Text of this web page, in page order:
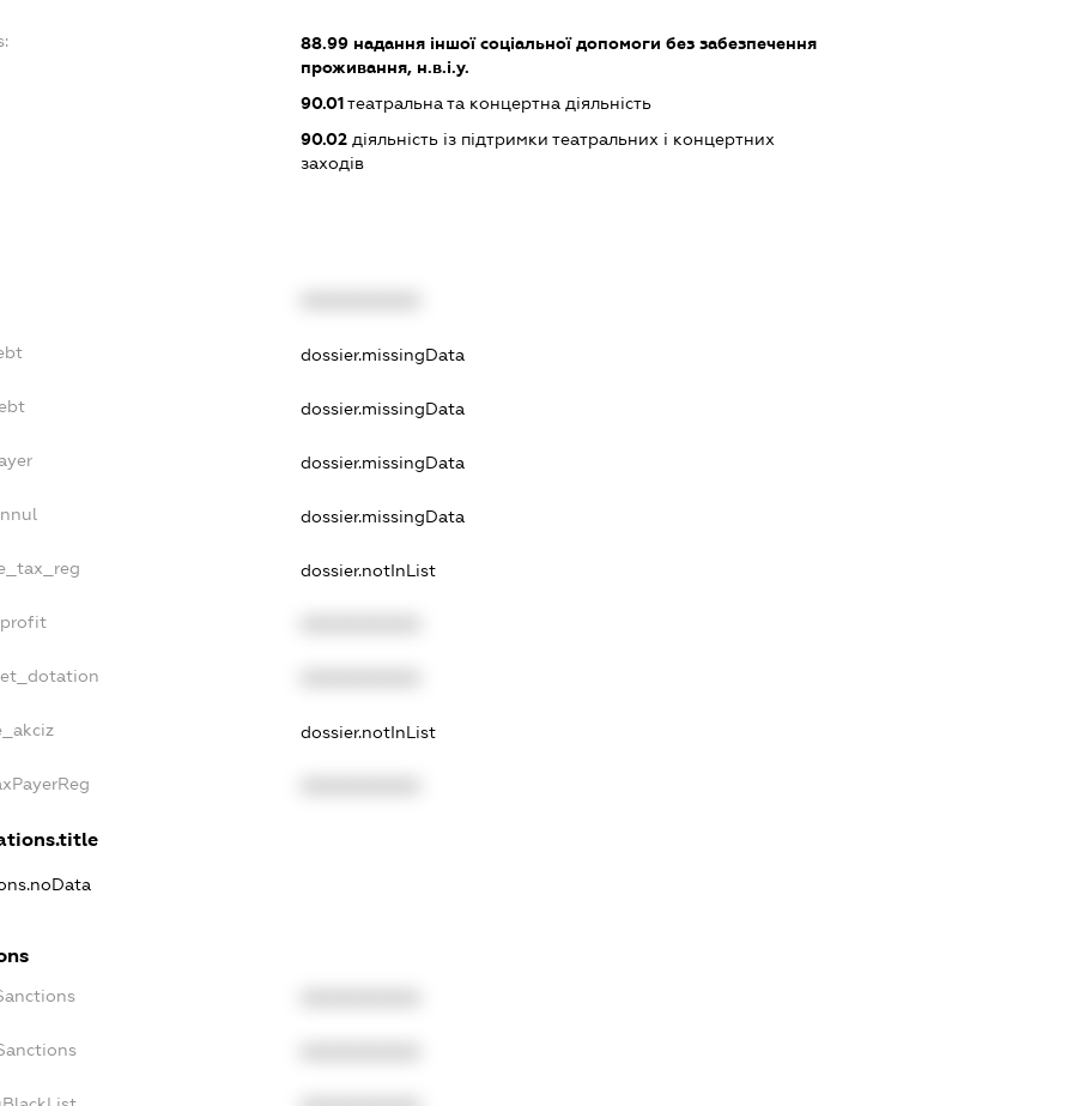
88.99надання іншої соціальної допомоги без забезпечення
проживання, н.в.і.у.
90.01театральна та концертна діяльність
90.02діяльність із підтримки театральних і концертних
заходів
dossier.missingData
dossier.missingData
dossier.missingData
dossier.missingData
dossier.notInList
dossier.notInList